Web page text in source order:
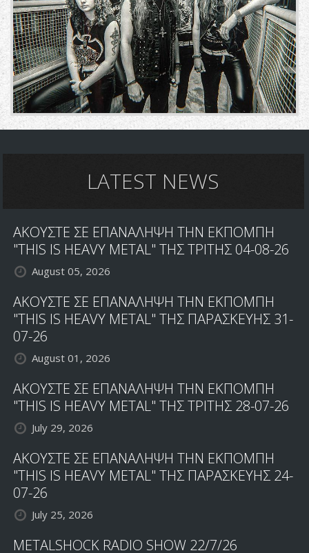
LATEST NEWS
ΑΚΟΥΣΤΕ ΣΕ ΕΠΑΝΑΛΗΨΗ ΤΗΝ ΕΚΠΟΜΠΗ
"THIS IS HEAVY METAL" ΤΗΣ ΤΡΙΤΗΣ 04-08-26
August 05, 2026
ΑΚΟΥΣΤΕ ΣΕ ΕΠΑΝΑΛΗΨΗ ΤΗΝ ΕΚΠΟΜΠΗ
"THIS IS HEAVY METAL" ΤΗΣ ΠΑΡΑΣΚΕΥΗΣ 31-
07-26
August 01, 2026
ΑΚΟΥΣΤΕ ΣΕ ΕΠΑΝΑΛΗΨΗ ΤΗΝ ΕΚΠΟΜΠΗ
"THIS IS HEAVY METAL" ΤΗΣ ΤΡΙΤΗΣ 28-07-26
July 29, 2026
ΑΚΟΥΣΤΕ ΣΕ ΕΠΑΝΑΛΗΨΗ ΤΗΝ ΕΚΠΟΜΠΗ
"THIS IS HEAVY METAL" ΤΗΣ ΠΑΡΑΣΚΕΥΗΣ 24-
07-26
July 25, 2026
METALSHOCK RADIO SHOW 22/7/26